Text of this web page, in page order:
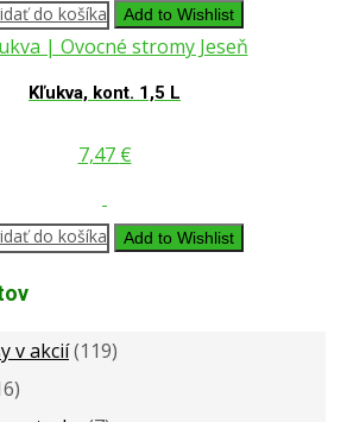
do košíka Add to Wishlist
Kľukva, kont. 1,5 L
7,47 €
do košíka Add to Wishlist
v akcií(119)